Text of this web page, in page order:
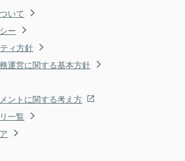
いて
ー
ィ方針
運営に関する基本方針
ントに関する考え方
一覧